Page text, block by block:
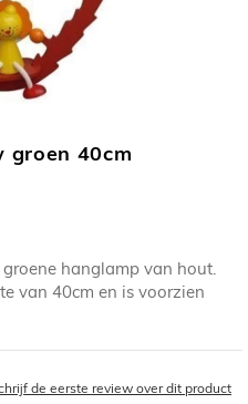
groen 40cm
hanglamp van hout.
van 40cm en is voorzien
de eerste review over dit product